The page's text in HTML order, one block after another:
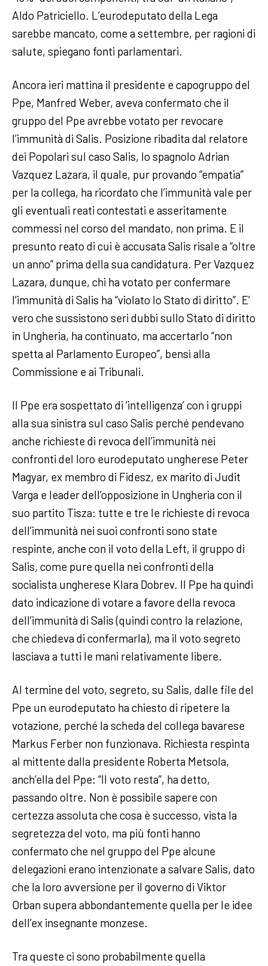
Aldo Patriciello. L’eurodeputato della Lega
sarebbe mancato, come a settembre, per ragioni di
salute, spiegano fonti parlamentari.
Ancora ieri mattina il presidente e capogruppo del
Ppe, Manfred Weber, aveva confermato che il
gruppo del Ppe avrebbe votato per revocare
l’immunità di Salis. Posizione ribadita dal relatore
dei Popolari sul caso Salis, lo spagnolo Adrian
Vazquez Lazara, il quale, pur provando “empatia”
per la collega, ha ricordato che l’immunità vale per
gli eventuali reati contestati e asseritamente
commessi nel corso del mandato, non prima. E il
presunto reato di cui è accusata Salis risale a “oltre
un anno” prima della sua candidatura. Per Vazquez
Lazara, dunque, chi ha votato per confermare
l’immunità di Salis ha “violato lo Stato di diritto”. E’
vero che sussistono seri dubbi sullo Stato di diritto
in Ungheria, ha continuato, ma accertarlo “non
spetta al Parlamento Europeo”, bensì alla
Commissione e ai Tribunali.
Il Ppe era sospettato di ‘intelligenza’ con i gruppi
alla sua sinistra sul caso Salis perché pendevano
anche richieste di revoca dell’immunità nei
confronti del loro eurodeputato ungherese Peter
Magyar, ex membro di Fidesz, ex marito di Judit
Varga e leader dell’opposizione in Ungheria con il
suo partito Tisza: tutte e tre le richieste di revoca
dell’immunità nei suoi confronti sono state
respinte, anche con il voto della Left, il gruppo di
Salis, come pure quella nei confronti della
socialista ungherese Klara Dobrev. Il Ppe ha quindi
dato indicazione di votare a favore della revoca
dell’immunità di Salis (quindi contro la relazione,
che chiedeva di confermarla), ma il voto segreto
lasciava a tutti le mani relativamente libere.
Al termine del voto, segreto, su Salis, dalle file del
Ppe un eurodeputato ha chiesto di ripetere la
votazione, perché la scheda del collega bavarese
Markus Ferber non funzionava. Richiesta respinta
al mittente dalla presidente Roberta Metsola,
anch’ella del Ppe: “Il voto resta”, ha detto,
passando oltre. Non è possibile sapere con
certezza assoluta che cosa è successo, vista la
segretezza del voto, ma più fonti hanno
confermato che nel gruppo del Ppe alcune
delegazioni erano intenzionate a salvare Salis, dato
che la loro avversione per il governo di Viktor
Orban supera abbondantemente quella per le idee
dell’ex insegnante monzese.
Tra queste ci sono probabilmente quella